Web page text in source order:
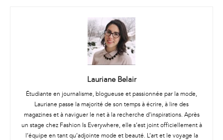
Lauriane Belair
Étudiante en journalisme, blogueuse et passionnée par la mode,
Lauriane passe la majorité de son temps à écrire, à lire des
magazines et à naviguer le net à la recherche d’inspirations. Après
un stage chez Fashion Is Everywhere, elle s’est joint officiellement à
l’équipe en tant qu’adjointe mode et beauté. L’art et le voyage la